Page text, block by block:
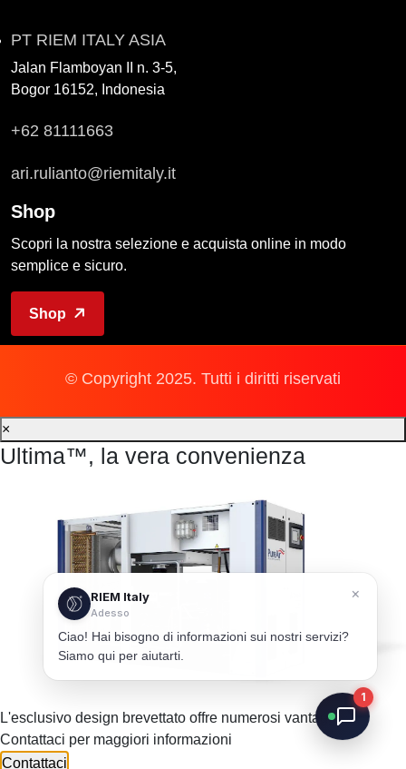
PT RIEM ITALY ASIA
Jalan Flamboyan II n. 3-5,
Bogor 16152, Indonesia
+62 81111663
ari.rulianto@riemitaly.it
Shop
Scopri la nostra selezione e acquista online in modo
semplice e sicuro.
Shop
© Copyright 2025. Tutti i diritti riservati
1
×
RIEM Italy
Adesso
Ciao! Hai bisogno di informazioni sui nostri servizi?
Siamo qui per aiutarti.
×
Ultima™, la vera convenienza
L'esclusivo design brevettato offre numerosi vantaggi.
Contattaci per maggiori informazioni
Contattaci